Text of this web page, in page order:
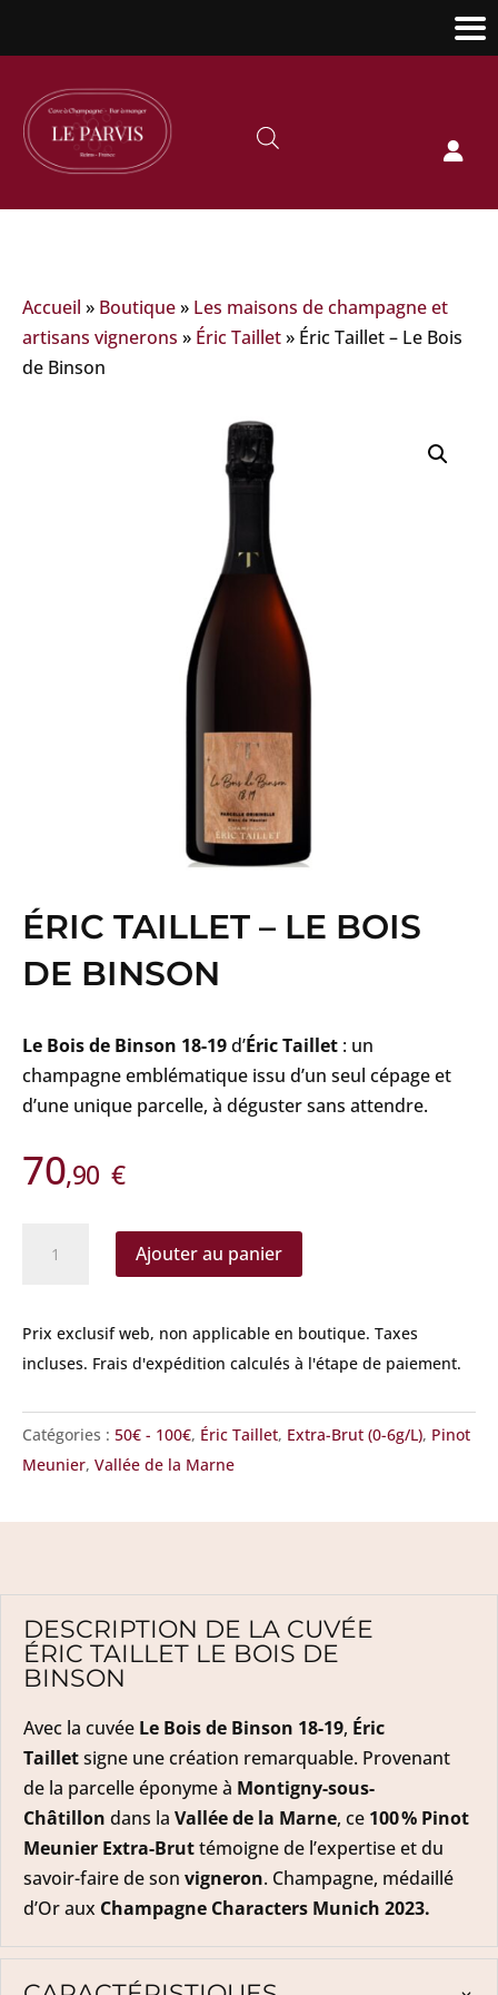

Accueil » Boutique» Les maisons de champagne et
artisans vignerons » Éric Taillet» Éric Taillet – Le Bois
de Binson
ÉRIC TAILLET – LE BOIS
DE BINSON
Le Bois de Binson 18-19d’Éric Taillet : un
champagne emblématique issu d’un seul cépage et
d’une unique parcelle, à déguster sans attendre.
70,90 €
Taillet
-
Bois
de
Binson
Ajouter au panier
Prix exclusif web, non applicable en boutique. Taxes
incluses. Frais d'expédition calculés à l'étape de paiement.
Catégories : 50€ - 100€, Éric Taillet, Extra-Brut (0-6g/L), Pinot
Meunier, Vallée de la Marne
DESCRIPTION DE LA CUVÉE
ÉRIC TAILLET LE BOIS DE
BINSON
Avec la cuvée Le Bois de Binson 18-19, Éric
Tailletsigne une création remarquable. Provenant
de la parcelle éponyme à Montigny-sous-
Châtillon dans la Vallée de la Marne, ce 100 % Pinot
Meunier Extra-Bruttémoigne de l’expertise et du
savoir-faire de son vigneron. Champagne, médaillé
d’Or aux Champagne Characters Munich 2023.